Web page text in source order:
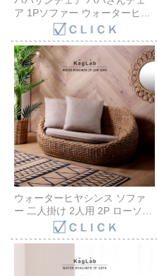
ア 1Pソファー ウォーターヒヤ
シンス ラタン リラックスチェ
ア アジアン リゾート アバカ エ
ッグソファ パーソナルチェア
ラウンドチェア C289ATZ
ウォーターヒヤシンス ソファ
ー 二人掛け 2人用 2P ローソフ
籐 エッグソファ バリ アジアン
イクインテリア C119AT